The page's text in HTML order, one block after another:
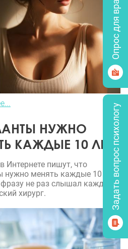
НУЖНО
КАЖДЫЕ 10 ЛЕТ?
Интернете пишут, что
нужно менять каждые 10
фразу не раз слышал каждый
хирург.
Опрос для врачей
Задать вопрос психологу